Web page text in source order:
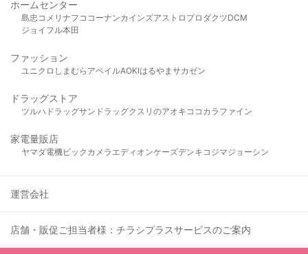
ホームセンター
島忠 コメリ ナフコ コーナンカインズアストロプロダクツDCM
ジョイフル本田
ファッション
ユニクロ しまむら アベイルAOKIはるやま サカゼン
ドラッグストア
ツルハドラッグサンドラッグクスリのアオキ ココカラファイン
家電量販店
ヤマダ電機ビックカメラ エディオンケーズデンキ コジマジョーシン
運営会社
店舗・販促ご担当者様：チラシプラスサービスのご案内